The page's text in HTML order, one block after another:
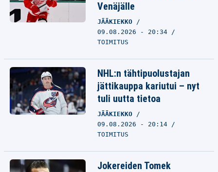
Venäjälle
JÄÄKIEKKO
09.08.2026 - 20:34
TOIMITUS
NHL:n tähtipuolustajan
jättikauppa kariutui – nyt
tuli uutta tietoa
JÄÄKIEKKO
09.08.2026 - 20:14
TOIMITUS
Jokereiden Tomek